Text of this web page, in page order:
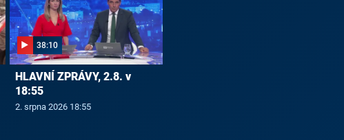
38:10
HLAVNÍ ZPRÁVY, 2.8. v
18:55
2. srpna 2026 18:55